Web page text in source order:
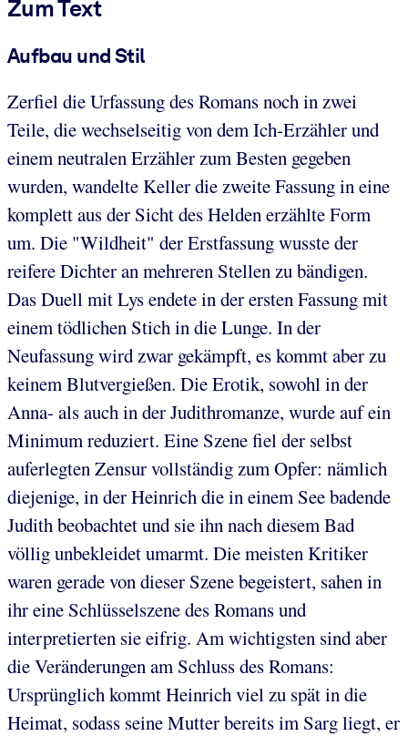
Zum Text
Aufbau und Stil
Zerfiel die Urfassung des Romans noch in zwei
Teile, die wechselseitig von dem Ich-Erzähler und
einem neutralen Erzähler zum Besten gegeben
wurden, wandelte Keller die zweite Fassung in eine
komplett aus der Sicht des Helden erzählte Form
um. Die "Wildheit" der Erstfassung wusste der
reifere Dichter an mehreren Stellen zu bändigen.
Das Duell mit Lys endete in der ersten Fassung mit
einem tödlichen Stich in die Lunge. In der
Neufassung wird zwar gekämpft, es kommt aber zu
keinem Blutvergießen. Die Erotik, sowohl in der
Anna- als auch in der Judithromanze, wurde auf ein
Minimum reduziert. Eine Szene fiel der selbst
auferlegten Zensur vollständig zum Opfer: nämlich
diejenige, in der Heinrich die in einem See badende
Judith beobachtet und sie ihn nach diesem Bad
völlig unbekleidet umarmt. Die meisten Kritiker
waren gerade von dieser Szene begeistert, sahen in
ihr eine Schlüsselszene des Romans und
interpretierten sie eifrig. Am wichtigsten sind aber
die Veränderungen am Schluss des Romans:
Ursprünglich kommt Heinrich viel zu spät in die
Heimat, sodass seine Mutter bereits im Sarg liegt, er